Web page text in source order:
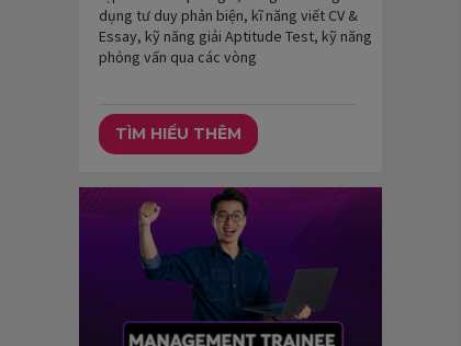
dụng tư duy phản biện, kĩ năng viết CV &
Essay, kỹ năng giải Aptitude Test, kỹ năng
phỏng vấn qua các vòng
TÌM HIỂU THÊM